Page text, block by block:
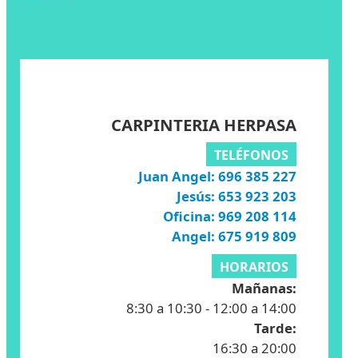
CARPINTERIA HERPASA
TELÉFONOS
Juan Angel: 696 385 227
Jesús: 653 923 203
Oficina: 969 208 114
Angel: 675 919 809
HORARIOS
Mañanas:
8:30 a 10:30 - 12:00 a 14:00
Tarde:
16:30 a 20:00